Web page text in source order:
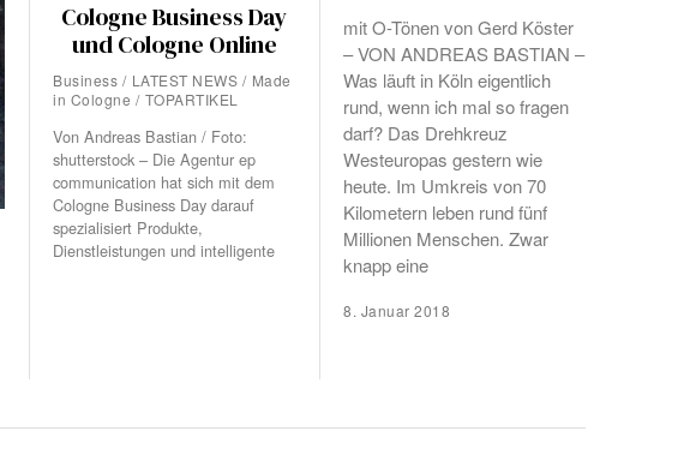
mit O-Tönen von Gerd Köster
– VON ANDREAS BASTIAN –
Was läuft in Köln eigentlich
rund, wenn ich mal so fragen
darf? Das Drehkreuz
Westeuropas gestern wie
heute. Im Umkreis von 70
Kilometern leben rund fünf
Millionen Menschen. Zwar
knapp eine
8. Januar 2018
Cologne Business Day
und Cologne Online
Business / LATEST NEWS / Made
in Cologne / TOPARTIKEL
Von Andreas Bastian / Foto:
shutterstock – Die Agentur ep
communication hat sich mit dem
Cologne Business Day darauf
spezialisiert Produkte,
Dienstleistungen und intelligente